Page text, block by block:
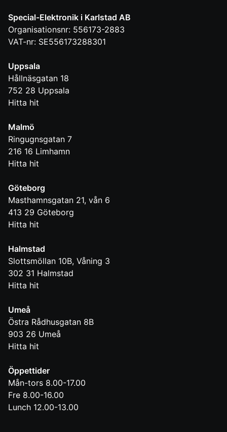
Special-Elektronik i Karlstad AB
Organisationsnr: 556173-2883
VAT-nr: SE556173288301
Uppsala
Hållnäsgatan 18
752 28 Uppsala
Hitta hit
Malmö
Ringugnsgatan 7
216 16 Limhamn
Hitta hit
Göteborg
Masthamnsgatan 21, vån 6
413 29 Göteborg
Hitta hit
Halmstad
Slottsmöllan 10B, Våning 3
302 31 Halmstad
Hitta hit
Umeå
Östra Rådhusgatan 8B
903 26 Umeå
Hitta hit
Öppettider
Mån-tors 8.00-17.00
Fre 8.00-16.00
Lunch 12.00-13.00